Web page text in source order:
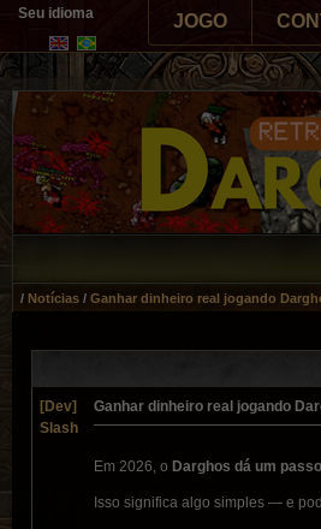
Seu idioma JOGO
/ Notícias / Ganhar dinheiro real jogando
[Dev]
Slash
Ganhar dinheiro real jogando
Em 2026, o Darghos dá um
Isso significa algo simples — e